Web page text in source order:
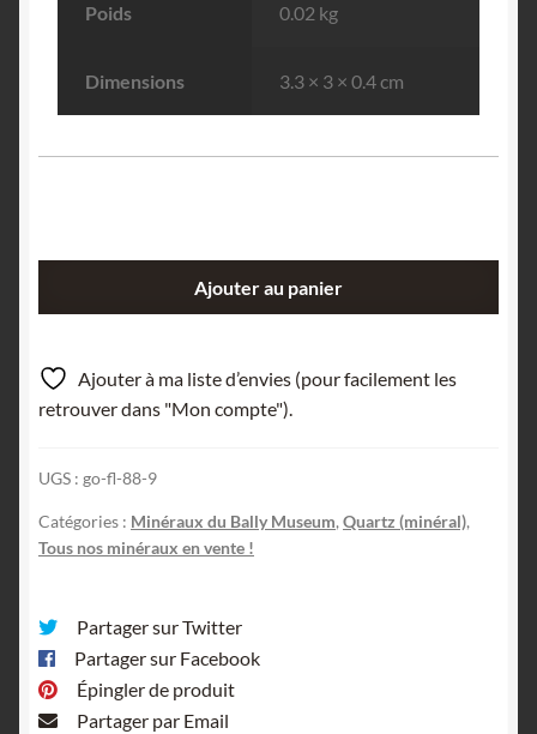
Poids 0.02 kg
Dimensions 3.3 × 3 × 0.4 cm
polie,
Ex
Collection
musée
Bally.
Ajouter au panier
Ajouter à ma liste d’envies (pour facilement les
retrouver dans "Mon compte").
UGS : go-fl-88-9
Catégories : Minéraux du Bally Museum,Quartz (minéral),
Tous nos minéraux en vente !
Partager sur Twitter
Partager sur Facebook
Épingler de produit
Partager par Email